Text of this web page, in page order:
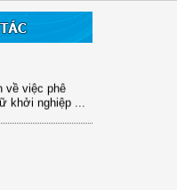
hiện Nghị
9/2025 của Bộ
về việc phê
khởi nghiệp ...